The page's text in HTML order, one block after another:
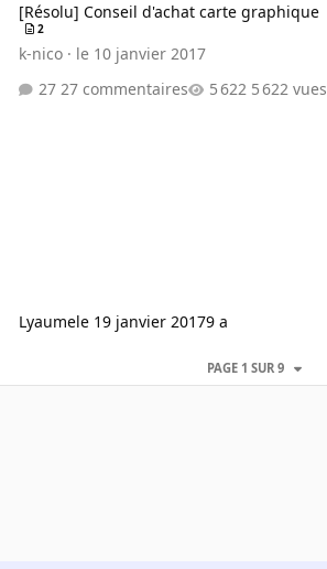
[Résolu] Conseil d'achat carte graphique
2
k-nico· le 10 janvier 2017
27 commentaires
5 622 vues
Lyaumele 19 janvier 20179 a
PAGE 1 SUR 9